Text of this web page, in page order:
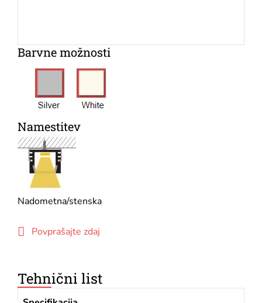
Barvne možnosti
Namestitev
Nadometna/stenska
Povprašajte zdaj
Tehnični list